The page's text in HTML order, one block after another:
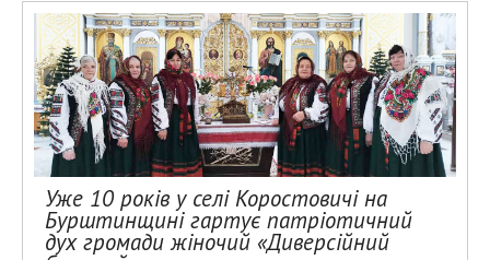
Уже 10 років у селі Коростовичі на
Бурштинщині гартує патріотичний
дух громади жіночий «Диверсійний